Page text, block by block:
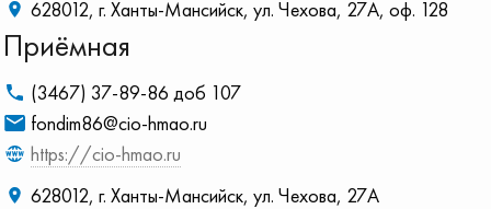
628012, г. Ханты-Мансийск, ул. Чехова, 27А, оф. 128
Приёмная
(3467) 37-89-86 доб 107
fondim86@cio-hmao.ru
https://cio-hmao.ru
628012, г. Ханты-Мансийск, ул. Чехова, 27А